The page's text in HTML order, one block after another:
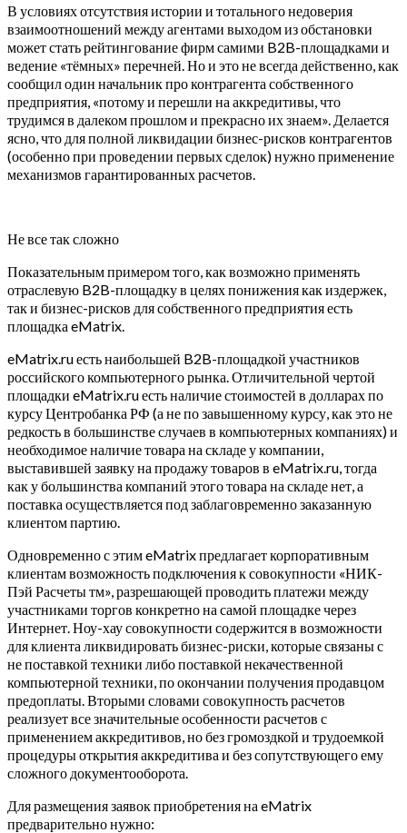
В условиях отсутствия истории и тотального недоверия
взаимоотношений между агентами выходом из обстановки
может стать рейтингование фирм самими B2B-площадками и
ведение «тёмных» перечней. Но и это не всегда действенно, как
сообщил один начальник про контрагента собственного
предприятия, «потому и перешли на аккредитивы, что
трудимся в далеком прошлом и прекрасно их знаем». Делается
ясно, что для полной ликвидации бизнес-рисков контрагентов
(особенно при проведении первых сделок) нужно применение
механизмов гарантированных расчетов.
Не все так сложно
Показательным примером того, как возможно применять
отраслевую B2B-площадку в целях понижения как издержек,
так и бизнес-рисков для собственного предприятия есть
площадка eMatrix.
eMatrix.ru есть наибольшей B2B-площадкой участников
российского компьютерного рынка. Отличительной чертой
площадки eMatrix.ru есть наличие стоимостей в долларах по
курсу Центробанка РФ (а не по завышенному курсу, как это не
редкость в большинстве случаев в компьютерных компаниях) и
необходимое наличие товара на складе у компании,
выставившей заявку на продажу товаров в eMatrix.ru, тогда
как у большинства компаний этого товара на складе нет, а
поставка осуществляется под заблаговременно заказанную
клиентом партию.
Одновременно с этим eMatrix предлагает корпоративным
клиентам возможность подключения к совокупности «НИК-
Пэй Расчеты тм», разрешающей проводить платежи между
участниками торгов конкретно на самой площадке через
Интернет. Ноу-хау совокупности содержится в возможности
для клиента ликвидировать бизнес-риски, которые связаны с
не поставкой техники либо поставкой некачественной
компьютерной техники, по окончании получения продавцом
предоплаты. Вторыми словами совокупность расчетов
реализует все значительные особенности расчетов с
применением аккредитивов, но без громоздкой и трудоемкой
процедуры открытия аккредитива и без сопутствующего ему
сложного документооборота.
Для размещения заявок приобретения на eMatrix
предварительно нужно: